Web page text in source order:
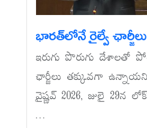
భారత్‌లోనే రైల్వే ఛార్జీలు
ఇరుగు పొరుగు దేశాలతో
ఛార్జీలు తక్కువగా
వైష్ణవ్‌ 2026, జులై 29న
...